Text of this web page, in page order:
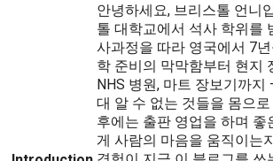
안녕하세요, 브리스톨 언니
톨 대학교에서 석사 학위를
사과정을 따라 영국에서 7
학 준비의 막막함부터 현지
NHS 병원, 마트 장보기까지
대 알 수 없는 것들을 몸으
후에는 출판 영업을 하며 좋
게 사람의 마음을 움직이는